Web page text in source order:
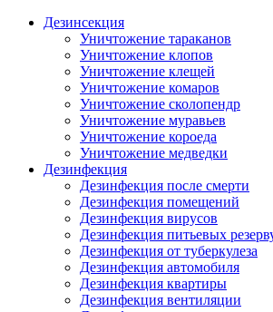
Дезинсекция
Уничтожение тараканов
Уничтожение клопов
Уничтожение клещей
Уничтожение комаров
Уничтожение сколопендр
Уничтожение муравьев
Уничтожение короеда
Уничтожение медведки
Дезинфекция
Дезинфекция после смерти
Дезинфекция помещений
Дезинфекция вирусов
Дезинфекция питьевых
Дезинфекция от туберкулеза
Дезинфекция автомобиля
Дезинфекция квартиры
Дезинфекция вентиляции